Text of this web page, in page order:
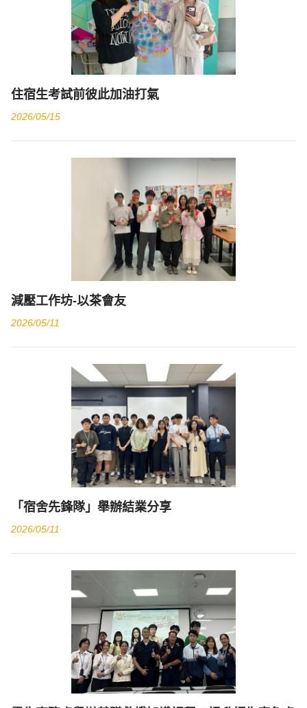
住宿生考試前彼此加油打氣
2026/05/15
減壓工作坊-以茶會友
2026/05/11
「宿舍先鋒隊」舉辦結業分享
2026/05/11